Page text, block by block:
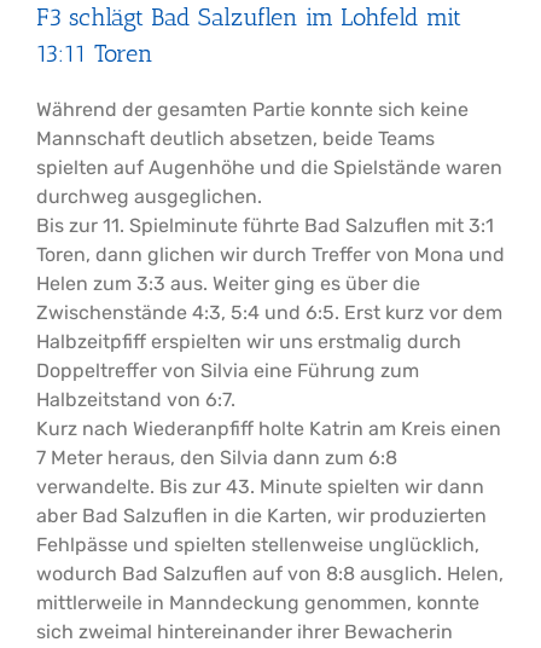
F3 schlägt Bad Salzuflen im Lohfeld mit
13:11 Toren
Während der gesamten Partie konnte sich keine
Mannschaft deutlich absetzen, beide Teams
spielten auf Augenhöhe und die Spielstände waren
durchweg ausgeglichen.
Bis zur 11. Spielminute führte Bad Salzuflen mit 3:1
Toren, dann glichen wir durch Treffer von Mona und
Helen zum 3:3 aus. Weiter ging es über die
Zwischenstände 4:3, 5:4 und 6:5. Erst kurz vor dem
Halbzeitpfiff erspielten wir uns erstmalig durch
Doppeltreffer von Silvia eine Führung zum
Halbzeitstand von 6:7.
Kurz nach Wiederanpfiff holte Katrin am Kreis einen
7 Meter heraus, den Silvia dann zum 6:8
verwandelte. Bis zur 43. Minute spielten wir dann
aber Bad Salzuflen in die Karten, wir produzierten
Fehlpässe und spielten stellenweise unglücklich,
wodurch Bad Salzuflen auf von 8:8 ausglich. Helen,
mittlerweile in Manndeckung genommen, konnte
sich zweimal hintereinander ihrer Bewacherin